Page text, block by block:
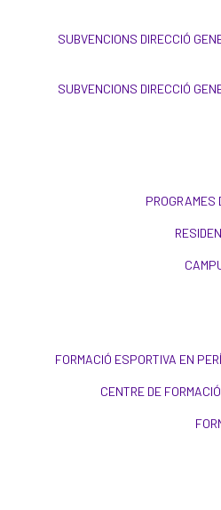
SUBVENCIONS DIRECCIÓ
SUBVENCIONS DIRECCIÓ
PROGRAMES
FORMACIÓ ESPORTIVA EN
CENTRE DE